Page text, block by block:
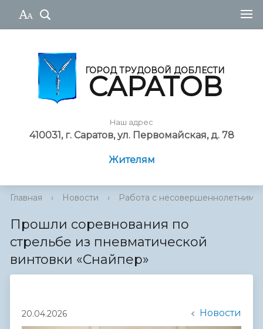
ГОРОД ТРУДОВОЙ ДОБЛЕСТИ
САРАТОВ
Наш адрес
410031, г. Саратов, ул. Первомайская, д. 78
Жителям
Главная › Новости › Работа с несовершеннолетними
Прошли соревнования по
стрельбе из пневматической
винтовки «Снайпер»
20.04.2026 Новости